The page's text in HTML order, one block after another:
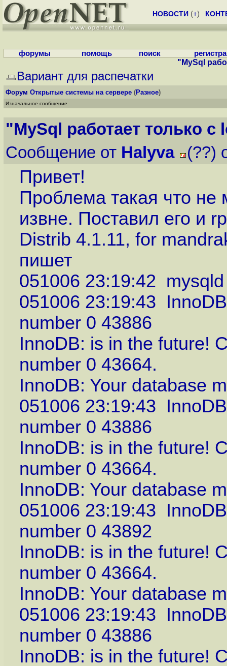
НОВОСТИ (+)
форумы помощь поиск
"MySql
Вариант для распечатки
Форум Открытые системы на сервере (Разное)
Изначальное сообщение
"MySql работает только с
Сообщение от Halyva (??)
Привет!
Проблема такая что не
извне. Поставил его и
Distrib 4.1.11, for
пишет
051006 23:19:42
051006 23:19:43
number 0 43886
InnoDB: is in the future!
number 0 43664.
InnoDB: Your database
051006 23:19:43
number 0 43886
InnoDB: is in the future!
number 0 43664.
InnoDB: Your database
051006 23:19:43
number 0 43892
InnoDB: is in the future!
number 0 43664.
InnoDB: Your database
051006 23:19:43
number 0 43886
InnoDB: is in the future!